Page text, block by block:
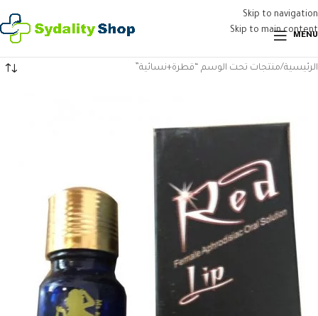
Skip to navigation
Skip to main content
MENU
الرئيسية منتجات تحت الوسم “قطرة+نسائية”